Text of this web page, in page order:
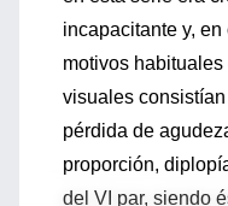
incapacitante y,
motivos
visuales
pérdida de
proporción,
del VI par, siendo